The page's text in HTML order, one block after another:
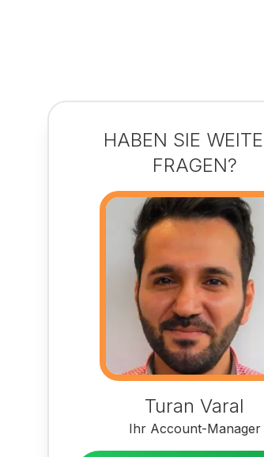
HABEN SIE
FRAGEN?
Turan Varal
Ihr Account-Manager